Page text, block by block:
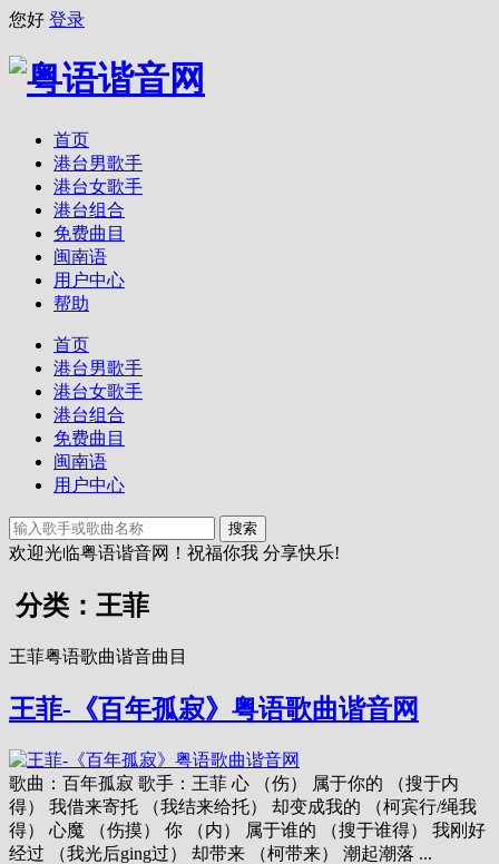
您好 登录
首页
港台男歌手
港台女歌手
港台组合
免费曲目
闽南语
用户中心
帮助
首页
港台男歌手
港台女歌手
港台组合
免费曲目
闽南语
用户中心
搜索
欢迎光临粤语谐音网！祝福你我 分享快乐!
分类：王菲
王菲粤语歌曲谐音曲目
王菲-《百年孤寂》粤语歌曲谐音网
歌曲：百年孤寂 歌手：王菲 心 （伤） 属于你的 （搜于内
得） 我借来寄托 （我结来给托） 却变成我的 （柯宾行/绳我
得） 心魔 （伤摸） 你 （内） 属于谁的 （搜于谁得） 我刚好
经过 （我光后ging过） 却带来 （柯带来） 潮起潮落 ...